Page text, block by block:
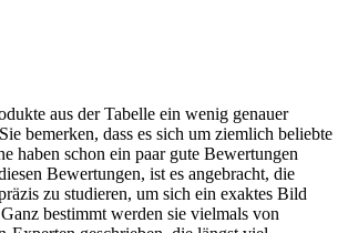
aus der Tabelle ein wenig genauer
bemerken, dass es sich um ziemlich beliebte
haben schon ein paar gute Bewertungen
Bewertungen, ist es angebracht, die
zu studieren, um sich ein exaktes Bild
bestimmt werden sie vielmals von